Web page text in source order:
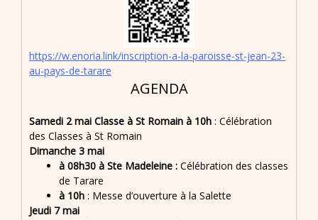
https://w.enoria.link/inscription-a-la-paroisse-st-jean-23-
au-pays-de-tarare
AGENDA
Samedi 2 mai Classe à St Romain à 10h : Célébration
des Classes à St Romain
Dimanche 3 mai
à 08h30 à Ste Madeleine : Célébration des classes
de Tarare
à 10h : Messe d’ouverture à la Salette
Jeudi 7 mai